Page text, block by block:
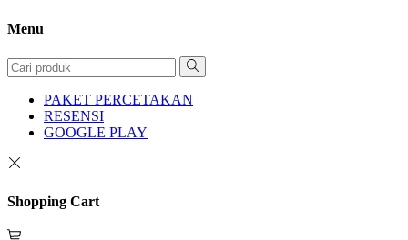
Menu
PAKET PERCETAKAN
RESENSI
GOOGLE PLAY
Shopping Cart